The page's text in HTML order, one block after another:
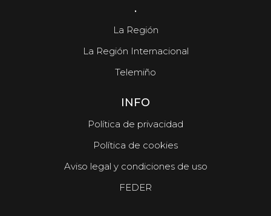
.
La Región
La Región Internacional
Telemiño
INFO
Política de privacidad
Política de cookies
Aviso legal y condiciones de uso
FEDER